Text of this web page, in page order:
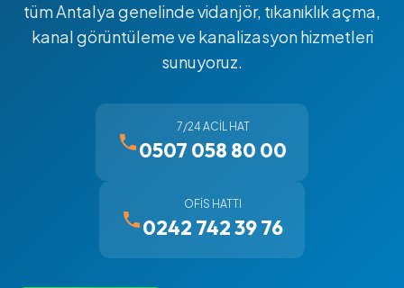
tüm Antalya genelinde vidanjör, tıkanıklık açma,
kanal görüntüleme ve kanalizasyon hizmetleri
sunuyoruz.
7/24 ACIL HAT
0507 058 80 00
OFIS HATTI
0242 742 39 76